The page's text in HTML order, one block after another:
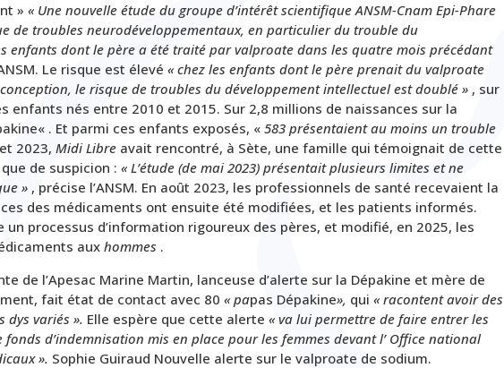
» « Une nouvelle étude du groupe d’intérêt scientifique ANSM-Cnam Epi-Phare
de troubles neurodéveloppementaux, en particulier du trouble du
enfants dont le père a été traité par valproate dans les quatre mois précédant
Le risque est élevé « chez les enfants dont le père prenait du valproate
le risque de troubles du développement intellectuel est doublé » , sur
enfants nés entre 2010 et 2015. Sur 2,8 millions de naissances sur la
« . Et parmi ces enfants exposés, « 583 présentaient au moins un trouble
2023, Midi Libre avait rencontré, à Sète, une famille qui témoignait de cette
de suspicion : « L’étude (de mai 2023) présentait plusieurs limites et ne
» , précise l’ANSM. En août 2023, les professionnels de santé recevaient la
des médicaments ont ensuite été modifiées, et les patients informés.
un processus d’information rigoureux des pères, et modifié, en 2025, les
aux hommes .
de l’Apesac Marine Martin, lanceuse d’alerte sur la Dépakine et mère de
fait état de contact avec 80 « papas Dépakine», qui « racontent avoir des
dys variés ». Elle espère que cette alerte « va lui permettre de faire entrer les
fonds d’indemnisation mis en place pour les femmes devant l’ Office national
». Sophie Guiraud Nouvelle alerte sur le valproate de sodium.